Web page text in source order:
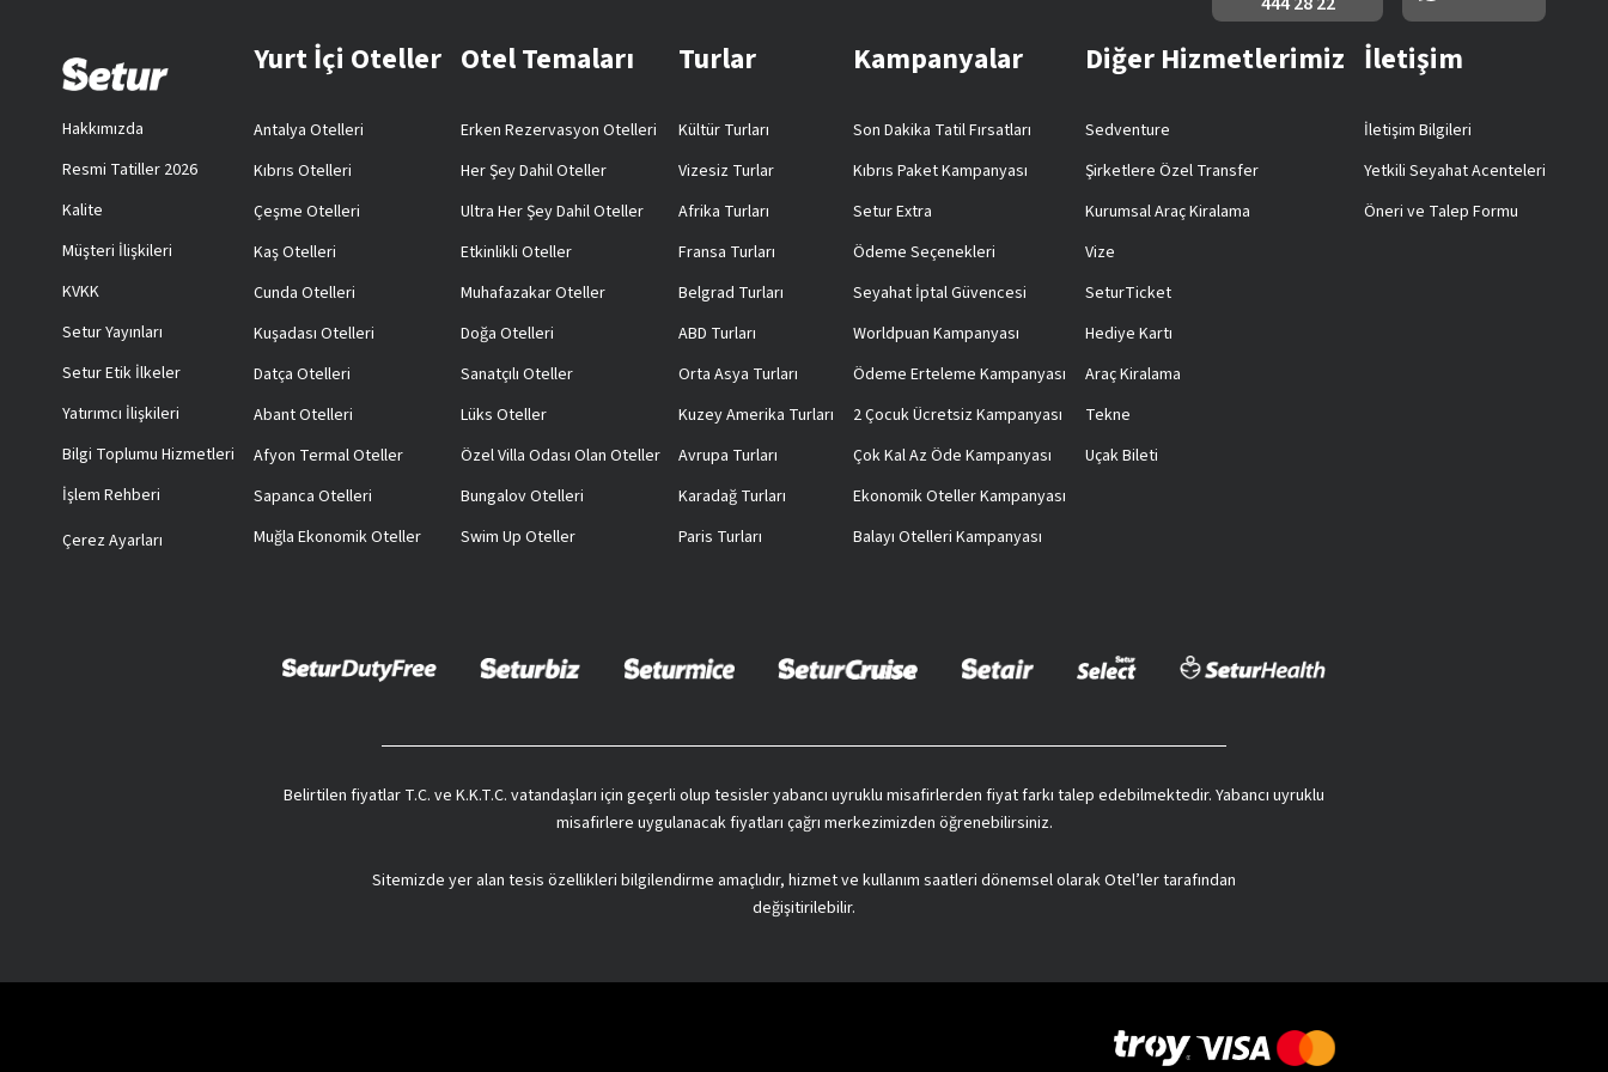
Hakkımızda
Resmi Tatiller 2026
Kalite
Müşteri İlişkileri
KVKK
Setur Yayınları
Setur Etik İlkeler
Yatırımcı İlişkileri
Bilgi Toplumu Hizmetleri
İşlem Rehberi
Çerez Ayarları
Yurt İçi Oteller
Antalya Otelleri
Kıbrıs Otelleri
Çeşme Otelleri
Kaş Otelleri
Cunda Otelleri
Kuşadası Otelleri
Datça Otelleri
Abant Otelleri
Afyon Termal Oteller
Sapanca Otelleri
Muğla Ekonomik Oteller
Otel Temaları
Erken Rezervasyon Otelleri
Her Şey Dahil Oteller
Ultra Her Şey Dahil Oteller
Etkinlikli Oteller
Muhafazakar Oteller
Doğa Otelleri
Sanatçılı Oteller
Lüks Oteller
Özel Villa Odası Olan Oteller
Bungalov Otelleri
Swim Up Oteller
Turlar
Kültür Turları
Vizesiz Turlar
Afrika Turları
Fransa Turları
Belgrad Turları
ABD Turları
Orta Asya Turları
Kuzey Amerika Turları
Avrupa Turları
Karadağ Turları
Paris Turları
Kampanyalar
Son Dakika Tatil Fırsatları
Kıbrıs Paket Kampanyası
Setur Extra
Ödeme Seçenekleri
Seyahat İptal Güvencesi
Worldpuan Kampanyası
Ödeme Erteleme Kampanyası
2 Çocuk Ücretsiz Kampanyası
Çok Kal Az Öde Kampanyası
Ekonomik Oteller Kampanyası
Balayı Otelleri Kampanyası
Diğer Hizmetlerimiz
Sedventure
Şirketlere Özel Transfer
Kurumsal Araç Kiralama
Vize
SeturTicket
Hediye Kartı
Araç Kiralama
Tekne
Uçak Bileti
İletişim
İletişim Bilgileri
Yetkili Seyahat Acenteleri
Öneri ve Talep Formu
Belirtilen fiyatlar T.C. ve K.K.T.C. vatandaşları için geçerli olup tesisler yabancı uyruklu misafirlerden fiyat farkı talep edebilmektedir. Yabancı uyruklu
misafirlere uygulanacak fiyatları çağrı merkezimizden öğrenebilirsiniz.
Sitemizde yer alan tesis özellikleri bilgilendirme amaçlıdır, hizmet ve kullanım saatleri dönemsel olarak Otel’ler tarafından
değişitirilebilir.